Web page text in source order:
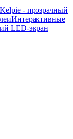
Kelpie - прозрачный
Интерактивные
LED-экран